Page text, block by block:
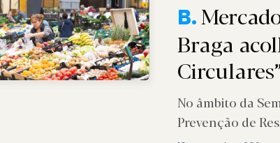
B.
Braga
No âmbito da
Prevenção de